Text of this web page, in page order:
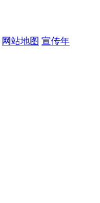
网站地图 宣传年